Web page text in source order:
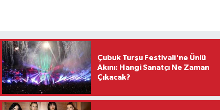
Çubuk Turşu Festivali'ne Ünlü
Akını: Hangi Sanatçı Ne Zaman
Çıkacak?